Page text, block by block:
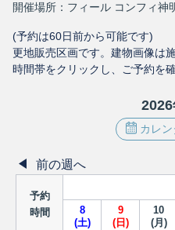
開催場所：フィール コンフィ神
(予約は60日前から可能です)
更地販売区画です。建物画像は
時間帯をクリックし、ご予約を
2026
カレ
前の週へ
予約
時間
8
(土)
9
(日 )
10
(月 )